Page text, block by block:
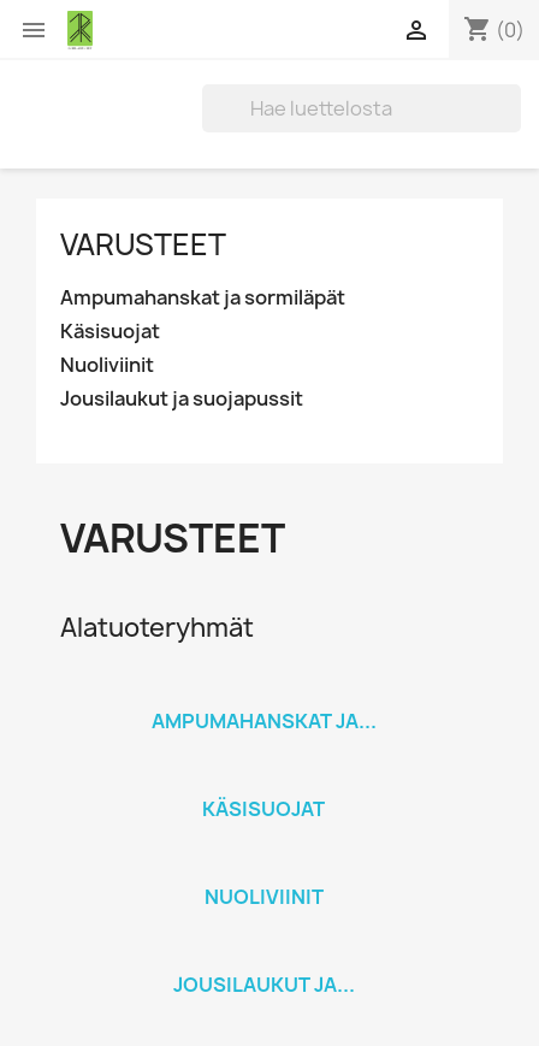
 shopping_cart (0)

VARUSTEET
Ampumahanskat ja sormiläpät
Käsisuojat
Nuoliviinit
Jousilaukut ja suojapussit
VARUSTEET
Alatuoteryhmät
AMPUMAHANSKAT JA...
KÄSISUOJAT
NUOLIVIINIT
JOUSILAUKUT JA...